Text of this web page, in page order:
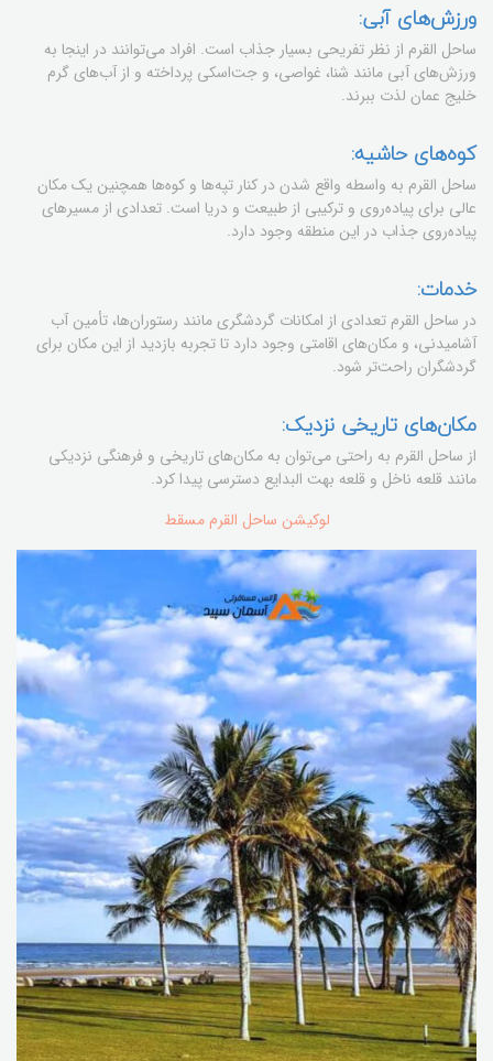
ورزش‌های آبی:
ساحل القرم از نظر تفریحی بسیار جذاب است. افراد می‌توانند در اینجا به
ورزش‌های آبی مانند شنا، غواصی، و جت‌اسکی پرداخته و از آب‌های گرم
خلیج عمان لذت ببرند.
کوه‌های حاشیه:
ساحل القرم به واسطه واقع شدن در کنار تپه‌ها و کوه‌ها همچنین یک مکان
عالی برای پیاده‌روی و ترکیبی از طبیعت و دریا است. تعدادی از مسیرهای
پیاده‌روی جذاب در این منطقه وجود دارد.
خدمات:
در ساحل القرم تعدادی از امکانات گردشگری مانند رستوران‌ها، تأمین آب
آشامیدنی، و مکان‌های اقامتی وجود دارد تا تجربه بازدید از این مکان برای
گردشگران راحت‌تر شود.
مکان‌های تاریخی نزدیک:
از ساحل القرم به راحتی می‌توان به مکان‌های تاریخی و فرهنگی نزدیکی
مانند قلعه ناخل و قلعه بهت البدایع دسترسی پیدا کرد.
لوکیشن ساحل القرم مسقط